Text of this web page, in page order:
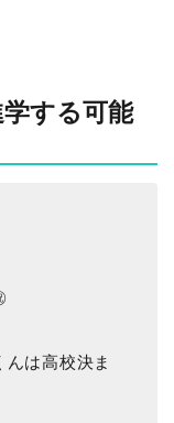
する可能
は高校決ま